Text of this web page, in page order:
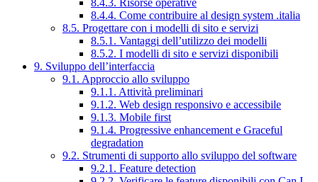
8.4.3. Risorse operative
8.4.4. Come contribuire al design system .italia
8.5. Progettare con i modelli di sito e servizi
8.5.1. Vantaggi dell’utilizzo dei modelli
8.5.2. I modelli di sito e servizi disponibili
9. Sviluppo dell’interfaccia
9.1. Approccio allo sviluppo
9.1.1. Attività preliminari
9.1.2. Web design responsivo e accessibile
9.1.3. Mobile first
9.1.4. Progressive enhancement e Graceful
degradation
9.2. Strumenti di supporto allo sviluppo del software
9.2.1. Feature detection